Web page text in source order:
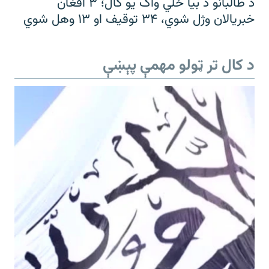
خبریالان وژل شوي، ۳۴ توقیف او ۱۳ وهل شوي
د کال تر ټولو مهمې پېښې